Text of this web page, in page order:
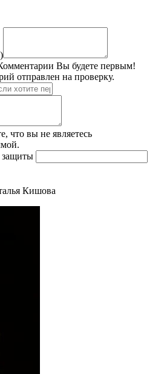
Вы будете первым!
отправлен на проверку.
что вы не являетесь
защиты
Кишова